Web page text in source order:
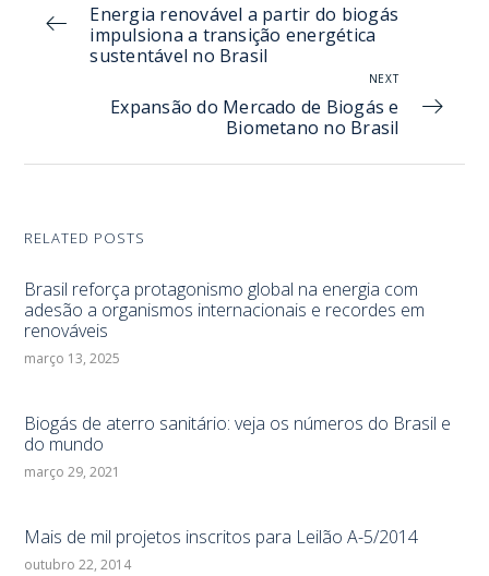
Energia renovável a partir do biogás
impulsiona a transição energética
sustentável no Brasil
NEXT
Expansão do Mercado de Biogás e
Biometano no Brasil
RELATED POSTS
Brasil reforça protagonismo global na energia com
adesão a organismos internacionais e recordes em
renováveis
março 13, 2025
Biogás de aterro sanitário: veja os números do Brasil e
do mundo
março 29, 2021
Mais de mil projetos inscritos para Leilão A-5/2014
outubro 22, 2014